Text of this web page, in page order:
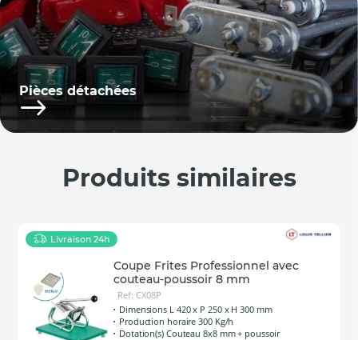
Pièces détachées
Produits similaires
Livraison 24h
Coupe Frites Professionnel avec
couteau-poussoir 8 mm
Ref: CX08P
Dimensions L 420 x P 250 x H 300 mm
Production horaire 300 Kg/h
Dotation(s) Couteau 8x8 mm + poussoir